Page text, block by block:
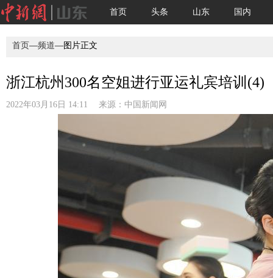
首页 头条 山东 国内
首页—频道—图片正文
浙江杭州300名空姐进行亚运礼宾培训(4)
2022年03月16日 14:11 来源： 中国新闻网